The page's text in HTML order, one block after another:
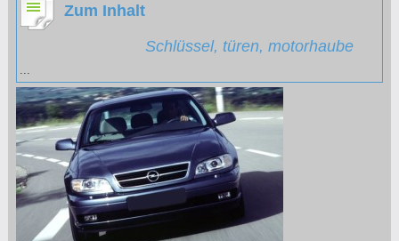
Zum Inhalt
Schlüssel, türen, motorhaube